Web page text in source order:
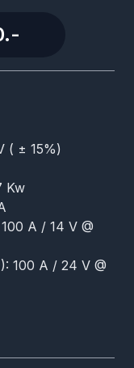
.-
( ± 15%)
Kw
A / 14 V @
100 A / 24 V @